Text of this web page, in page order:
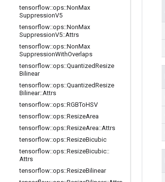
tensorflow::ops::NonMax
SuppressionV5
tensorflow::ops::NonMax
SuppressionV5::Attrs
tensorflow::ops::NonMax
SuppressionWithOverlaps
tensorflow::ops::QuantizedResize
Bilinear
tensorflow::ops::QuantizedResize
Bilinear::Attrs
tensorflow::ops::RGBToHSV
tensorflow::ops::ResizeArea
tensorflow::ops::ResizeArea::Attrs
tensorflow::ops::ResizeBicubic
tensorflow::ops::ResizeBicubic::
Attrs
tensorflow::ops::ResizeBilinear